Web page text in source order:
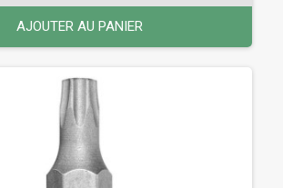
AJOUTER AU PANIER